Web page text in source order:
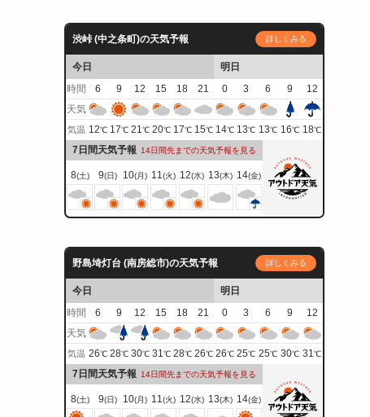
渋峠 (中之条町)の天気予報 詳しくみる
今日
明日
時間
6 9 12 15 18 21 0 3 6 9
12
天気
気温 12℃ 17℃ 21℃ 20℃ 17℃ 15℃ 14℃ 13℃ 13℃ 16℃ 18℃
7日間天気予報 14日間先までの天気予報を見る
8(土) 9(日) 10(月) 11(火) 12(水) 13(木) 14(金)
野島埼灯台 (南房総市)の天気予報 詳しくみる
今日
明日
時間
6 9 12 15 18 21 0 3 6 9
12
天気
気温 26℃ 28℃ 30℃ 31℃ 28℃ 26℃ 26℃ 25℃ 25℃ 30℃ 31℃
7日間天気予報 14日間先までの天気予報を見る
8(土) 9(日) 10(月) 11(火) 12(水) 13(木) 14(金)